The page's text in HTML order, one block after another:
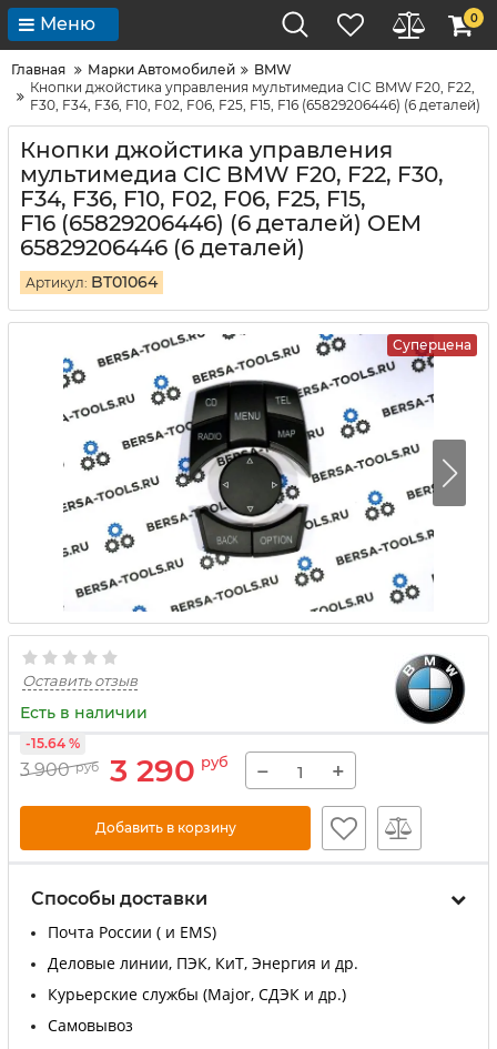
Меню 0
Главная Марки Автомобилей
BMW
Кнопки джойстика управления мультимедиа CIC BMW F20, F22,
F30, F34, F36, F10, F02, F06, F25, F15, F16 (65829206446) (6 деталей)
Кнопки джойстика управления
мультимедиа CIC BMW F20, F22, F30,
F34, F36, F10, F02, F06, F25, F15,
F16 (65829206446) (6 деталей) OEM
65829206446 (6 деталей)
Артикул: BT01064
Суперцена
Оставить отзыв
Есть в наличии
3 900 руб 3 290 руб
-15.64 %
− +
Добавить в корзину
Способы доставки
Почта России ( и EMS)
Деловые линии, ПЭК, КиТ, Энергия и др.
Курьерские службы (Major, СДЭК и др.)
Самовывоз